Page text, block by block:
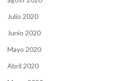
Julio 2020
Junio 2020
Mayo 2020
Abril 2020